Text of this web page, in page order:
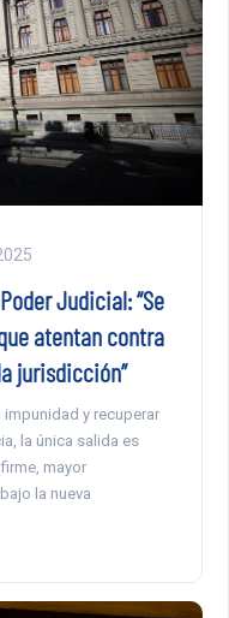
Judicial: “Se
atentan contra
jurisdicción”
y recuperar
la única salida es
mayor
la nueva